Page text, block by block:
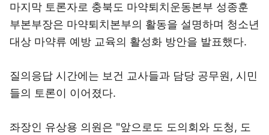
마지막 토론자로 충북도 마약퇴치운동본부 성종훈
부본부장은 마약퇴치본부의 활동을 설명하며 청소년
대상 마약류 예방 교육의 활성화 방안을 발표했다.
질의응답 시간에는 보건 교사들과 담당 공무원, 시민
들의 토론이 이어졌다.
좌장인 유상용 의원은 "앞으로도 도의회와 도청, 도